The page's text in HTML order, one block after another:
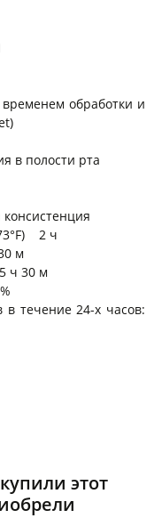
обработки и
в полости рта
2 ч
м
ч 30 м
течение 24-х часов:
этот